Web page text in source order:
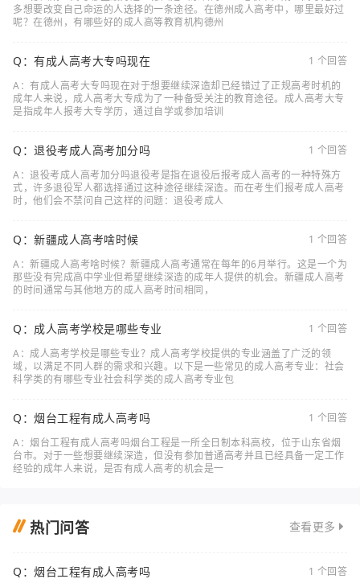
多想要改变自己命运的人选择的一条途径。在德州成人高考中，哪里最好过
呢？在德州，有哪些好的成人高等教育机构德州
Q：有成人高考大专吗现在
1 个回答
A：有成人高考大专吗现在对于想要继续深造却已经错过了正规高考时机的
成年人来说，成人高考大专成为了一种备受关注的教育途径。成人高考大专
是指成年人报考大专学历，通过自学或参加培训
Q：退役考成人高考加分吗
1 个回答
A：退役考成人高考加分吗退役考是指在退役后报考成人高考的一种特殊方
式，许多退役军人都选择通过这种途径继续深造。而在考生们报考成人高考
时，他们会不禁问自己这样的问题：退役考成人
Q：新疆成人高考啥时候
1 个回答
A：新疆成人高考啥时候？新疆成人高考通常在每年的6月举行。这是一个为
那些没有完成高中学业但希望继续深造的成年人提供的机会。新疆成人高考
的时间通常与其他地方的成人高考时间相同，
Q：成人高考学校是哪些专业
1 个回答
A：成人高考学校是哪些专业？成人高考学校提供的专业涵盖了广泛的领
域，以满足不同人群的需求和兴趣。以下是一些常见的成人高考专业：社会
科学类的有哪些专业社会科学类的成人高考专业包
Q：烟台工程有成人高考吗
1 个回答
A：烟台工程有成人高考吗烟台工程是一所全日制本科高校，位于山东省烟
台市。对于一些想要继续深造，但没有参加普通高考并且已经具备一定工作
经验的成年人来说，是否有成人高考的机会是一
热门问答 查看更多
Q：烟台工程有成人高考吗
1 个回答